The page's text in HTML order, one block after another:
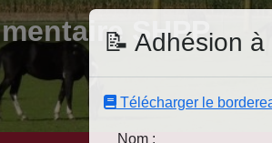
SHPP
📝 Adhésion à